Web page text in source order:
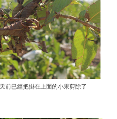
前已經把掛在上面的小果剪除了